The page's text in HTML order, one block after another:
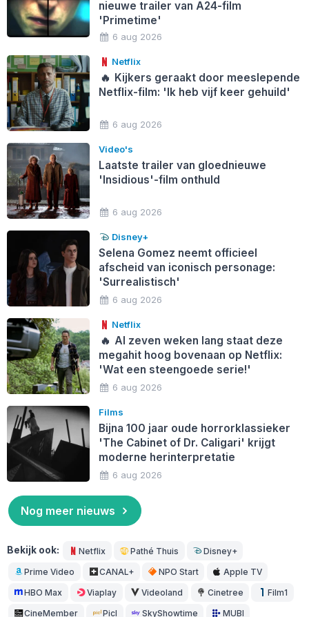
nieuwe trailer van A24-film
'Primetime'
6 aug 2026
Netflix
🔥 Kijkers geraakt door meeslepende
Netflix-film: 'Ik heb vijf keer gehuild'
6 aug 2026
Video's
Laatste trailer van gloednieuwe
'Insidious'-film onthuld
6 aug 2026
Disney+
Selena Gomez neemt officieel
afscheid van iconisch personage:
'Surrealistisch'
6 aug 2026
Netflix
🔥 Al zeven weken lang staat deze
megahit hoog bovenaan op Netflix:
'Wat een steengoede serie!'
6 aug 2026
Films
Bijna 100 jaar oude horrorklassieker
'The Cabinet of Dr. Caligari' krijgt
moderne herinterpretatie
6 aug 2026
Nog meer nieuws
Bekijk ook: Netflix Pathé Thuis Disney+
Prime Video CANAL+ NPO Start Apple TV
HBO Max Viaplay Videoland Cinetree Film1
CineMember Picl SkyShowtime MUBI